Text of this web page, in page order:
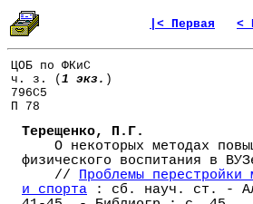
|< Первая <
ЦОБ по ФКиС
ч. з. ( 1 экз. )
796С5
П 78
Терещенко, П.Г.
О некоторых методах
физического воспитания в
// Проблемы
и спорта : сб. науч. ст. -